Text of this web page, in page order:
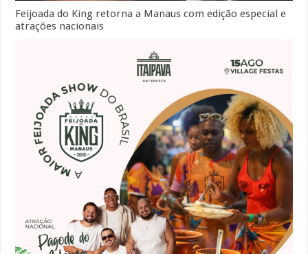
Feijoada do King retorna a Manaus com edição especial e
atrações nacionais